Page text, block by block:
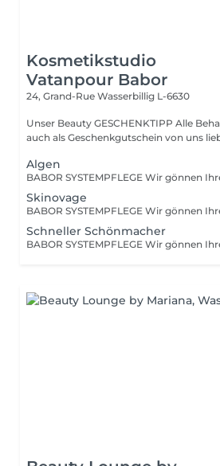
Kosmetikstudio
Vatanpour Babor
24, Grand-Rue Wasserbillig L-6630
Unser Beauty GESCHENKTIPP Alle
auch als Geschenkgutschein von uns
Algen
Skinovage
Schneller Schönmacher